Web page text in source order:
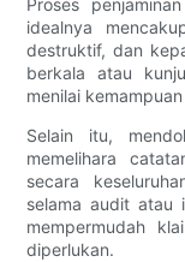
Proses
idealnya
destruktif, dan
berkala atau
menilai
Selain itu,
memelihara
secara
selama audit atau
mempermudah
diperlukan.